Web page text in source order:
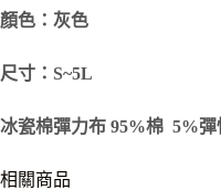
顏色：灰色
尺寸：S~5L
冰瓷棉彈力布 95%棉 5%彈
相關商品